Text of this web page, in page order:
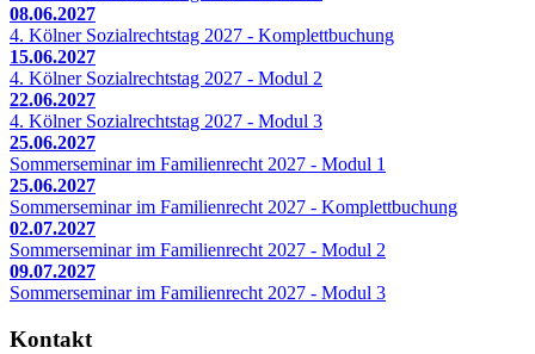
08.06.2027
4. Kölner Sozialrechtstag 2027 - Komplettbuchung
15.06.2027
4. Kölner Sozialrechtstag 2027 - Modul 2
22.06.2027
4. Kölner Sozialrechtstag 2027 - Modul 3
25.06.2027
Sommerseminar im Familienrecht 2027 - Modul 1
25.06.2027
Sommerseminar im Familienrecht 2027 - Komplettbuchung
02.07.2027
Sommerseminar im Familienrecht 2027 - Modul 2
09.07.2027
Sommerseminar im Familienrecht 2027 - Modul 3
Kontakt